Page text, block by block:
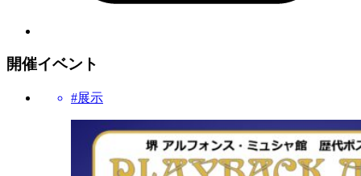
開催イベント
#展示